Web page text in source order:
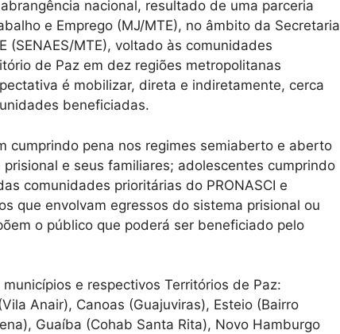
nacional, resultado de uma parceria
e Emprego (MJ/MTE), no âmbito da Secretaria
(SENAES/MTE), voltado às comunidades
de Paz em dez regiões metropolitanas
é mobilizar, direta e indiretamente, cerca
beneficiadas.
cumprindo pena nos regimes semiaberto e aberto
e seus familiares; adolescentes cumprindo
comunidades prioritárias do PRONASCI e
que envolvam egressos do sistema prisional ou
o público que poderá ser beneficiado pelo
e respectivos Territórios de Paz:
Anair), Canoas (Guajuviras), Esteio (Bairro
Guaíba (Cohab Santa Rita), Novo Hamburgo